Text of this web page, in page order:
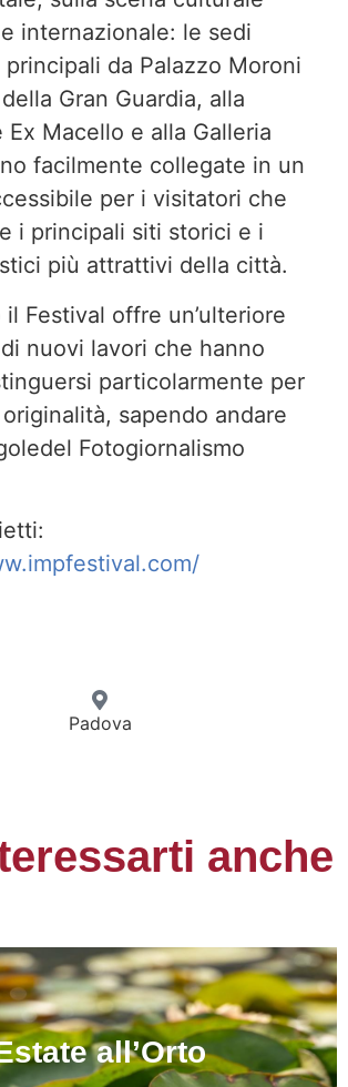
internazionale: le sedi
da Palazzo Moroni
Gran Guardia, alla
Ex Macello e alla Galleria
facilmente collegate in un
per i visitatori che
i principali siti storici e i
più attrattivi della città.
il Festival offre un’ulteriore
nuovi lavori che hanno
particolarmente per
sapendo andare
Fotogiornalismo
Padova
anche
all’Orto